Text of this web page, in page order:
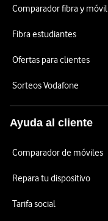
Comparador fibra y móvil
Fibra estudiantes
Ofertas para clientes
Sorteos Vodafone
Ayuda al cliente
Comparador de móviles
Repara tu dispositivo
Tarifa social